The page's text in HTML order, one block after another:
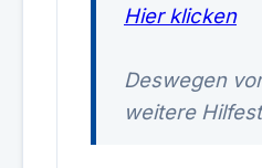
Hier klicken
Deswegen
weitere